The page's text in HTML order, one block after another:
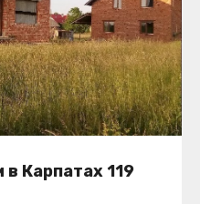
Карпатах 119